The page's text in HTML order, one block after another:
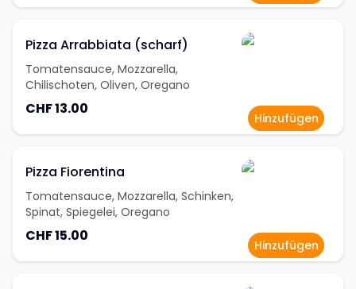
Pizza Arrabbiata (scharf)
Tomatensauce, Mozzarella,
Chilischoten, Oliven, Oregano
CHF 13.00
Hinzufügen
Pizza Fiorentina
Tomatensauce, Mozzarella, Schinken,
Spinat, Spiegelei, Oregano
CHF 15.00
Hinzufügen